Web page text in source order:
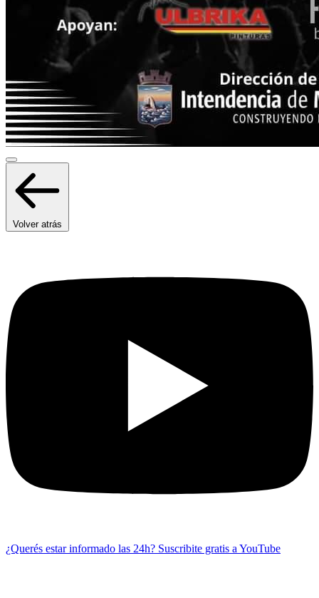
Volver atrás
¿Querés estar informado las 24h? Suscribite gratis a YouTube